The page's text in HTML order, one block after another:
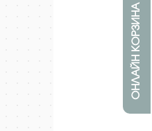
ОНЛАЙН КОРЗИНА